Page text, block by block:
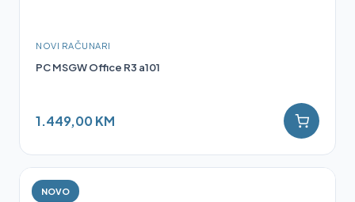
NOVI RAČUNARI
PC MSGW Office R3 a101
1.449,00 KM
NOVO